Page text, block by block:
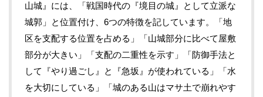
山城』には、「戦国時代の『境目の城』として立派な
城郭」と位置付け、6つの特徴を記しています。「地
区を支配する位置を占める」「山城部分に比べて屋敷
部分が大きい」「支配の二重性を示す」「防御手法と
して『やり過ごし』と『急坂』が使われている」「水
を大切にしている」「城のある山はマサ土で崩れやす